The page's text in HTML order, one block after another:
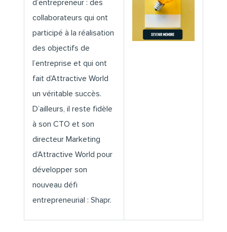
d’entrepreneur : des
collaborateurs qui ont
participé à la réalisation
des objectifs de
l’entreprise et qui ont
fait d’Attractive World
un véritable succès.
D’ailleurs, il reste fidèle
à son CTO et son
directeur Marketing
d’Attractive World pour
développer son
nouveau défi
entrepreneurial : Shapr.